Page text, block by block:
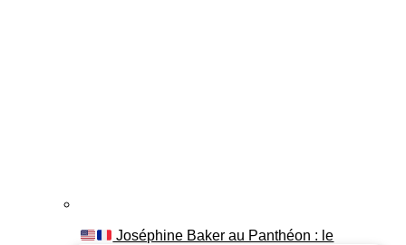
Joséphine Baker au Panthéon : le